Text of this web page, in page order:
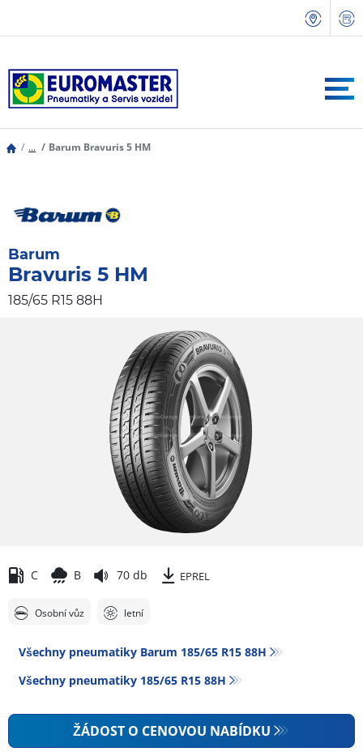
... Barum Bravuris 5 HM
Barum
Bravuris 5 HM
185/65 R15 88H
C B 70 db EPREL
Osobní vůz letní
Všechny pneumatiky Barum 185/65 R15 88H
Všechny pneumatiky‎ 185/65 R15 88H
ŽÁDOST O CENOVOU NABÍDKU